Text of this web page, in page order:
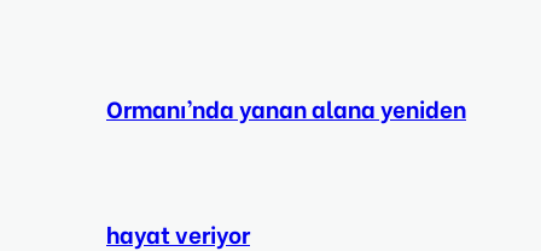
Ormanı’nda yanan alana yeniden
hayat veriyor